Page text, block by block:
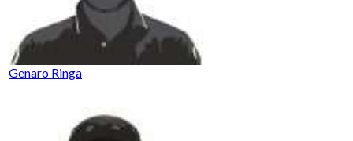
Genaro Ringa